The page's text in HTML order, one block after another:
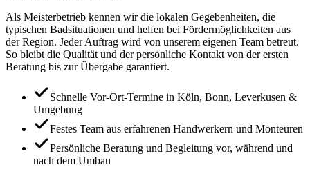
Als Meisterbetrieb kennen wir die lokalen Gegebenheiten, die
typischen Badsituationen und helfen bei Fördermöglichkeiten aus
der Region. Jeder Auftrag wird von unserem eigenen Team betreut.
So bleibt die Qualität und der persönliche Kontakt von der ersten
Beratung bis zur Übergabe garantiert.
Schnelle Vor-Ort-Termine in Köln, Bonn, Leverkusen &
Umgebung
Festes Team aus erfahrenen Handwerkern und Monteuren
Persönliche Beratung und Begleitung vor, während und
nach dem Umbau